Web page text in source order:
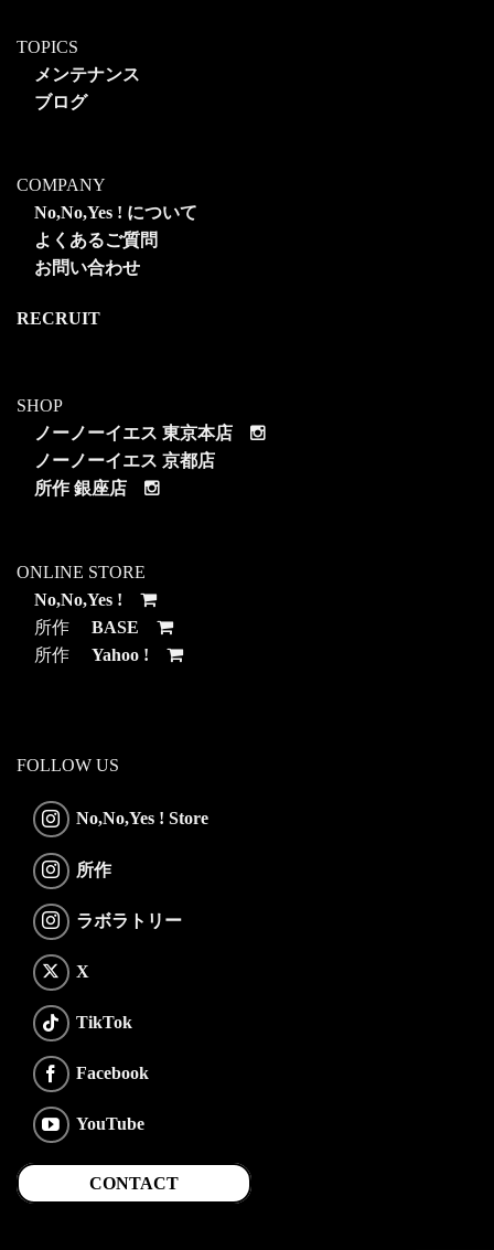
TOPICS
メンテナンス
ブログ
COMPANY
No,No,Yes ! について
よくあるご質問
お問い合わせ
RECRUIT
SHOP
ノーノーイエス 東京本店
ノーノーイエス 京都店
所作 銀座店
ONLINE STORE
No,No,Yes !
所作 BASE
所作 Yahoo !
FOLLOW US
No,No,Yes ! Store
所作
ラボラトリー
X
TikTok
Facebook
YouTube
CONTACT